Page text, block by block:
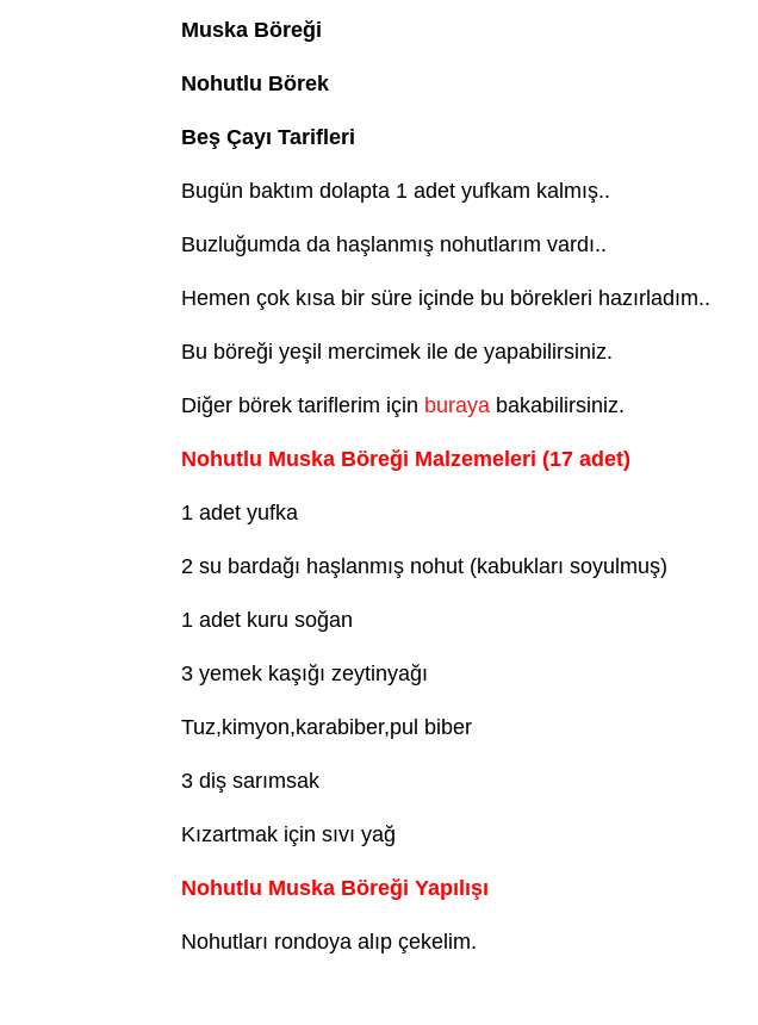
Muska Böreği
Nohutlu Börek
Beş Çayı Tarifleri
Bugün baktım dolapta 1 adet yufkam kalmış..
Buzluğumda da haşlanmış nohutlarım vardı..
Hemen çok kısa bir süre içinde bu börekleri hazırladım..
Bu böreği yeşil mercimek ile de yapabilirsiniz.
Diğer börek tariflerim için buraya bakabilirsiniz.
Nohutlu Muska Böreği Malzemeleri (17 adet)
1 adet yufka
2 su bardağı haşlanmış nohut (kabukları soyulmuş)
1 adet kuru soğan
3 yemek kaşığı zeytinyağı
Tuz,kimyon,karabiber,pul biber
3 diş sarımsak
Kızartmak için sıvı yağ
Nohutlu Muska Böreği Yapılışı
Nohutları rondoya alıp çekelim.